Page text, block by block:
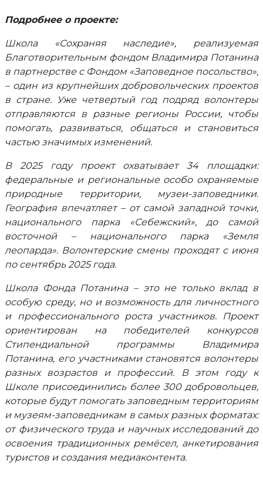
Подробнее о проекте:
Школа «Сохраняя наследие», реализуемая
Благотворительным фондом Владимира Потанина
в партнерстве с Фондом «Заповедное посольство»,
– один из крупнейших добровольческих проектов
в стране. Уже четвертый год подряд волонтеры
отправляются в разные регионы России, чтобы
помогать, развиваться, общаться и становиться
частью значимых изменений.
В 2025 году проект охватывает 34 площадки:
федеральные и региональные особо охраняемые
природные территории, музеи-заповедники.
География впечатляет – от самой западной точки,
национального парка «Себежский», до самой
восточной – национального парка «Земля
леопарда». Волонтерские смены проходят с июня
по сентябрь 2025 года.
Школа Фонда Потанина – это не только вклад в
особую среду, но и возможность для личностного
и профессионального роста участников. Проект
ориентирован на победителей конкурсов
Стипендиальной программы Владимира
Потанина, его участниками становятся волонтеры
разных возрастов и профессий. В этом году к
Школе присоединились более 300 добровольцев,
которые будут помогать заповедным территориям
и музеям-заповедникам в самых разных форматах:
от физического труда и научных исследований до
освоения традиционных ремёсел, анкетирования
туристов и создания медиаконтента.